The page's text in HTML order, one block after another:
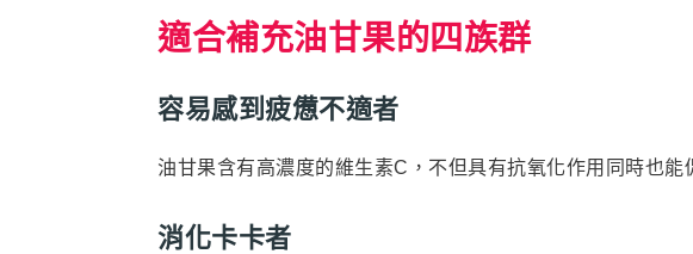
適合補充油甘果的四族群
容易感到疲憊不適者
油甘果含有高濃度的維生素C，不但具有抗氧化作用同時也
消化卡卡者